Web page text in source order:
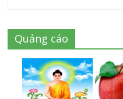
Quảng cáo